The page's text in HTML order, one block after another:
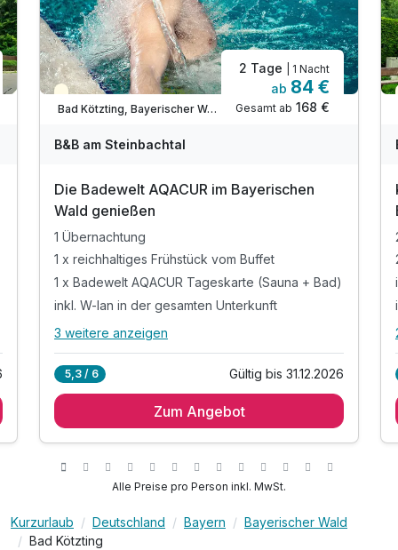
Teilweise ausgelastet
Bad Kötzting, Bayerischer Wald
2 Tage | 1 Nacht
ab 84 €
Gesamt ab 168 €
B&B am Steinbachtal
Die Badewelt AQACUR im Bayerischen
Wald genießen
1 Übernachtung
1 x reichhaltiges Frühstück vom Buffet
1 x Badewelt AQACUR Tageskarte (Sauna + Bad)
inkl. W-lan in der gesamten Unterkunft
Alle Inklusivleistungen
1 x reichhaltiges Frühstück vom Buffet
inkl. Parkplatz direkt am B&B
inkl. Ermäßigter Eintritt in die AQACUR Badewelt
3 weitere anzeigen
5,3 / 6 Gültig bis 31.12.2026
Zum Angebot
Alle Preise pro Person inkl. MwSt.
Kurzurlaub Deutschland Bayern
Bayerischer Wald
Bad Kötzting